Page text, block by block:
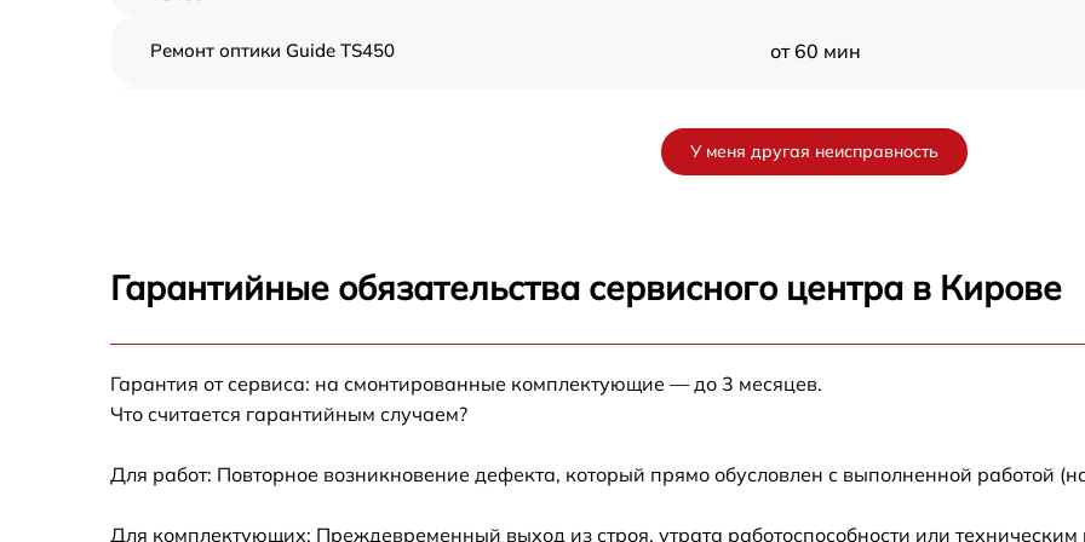
Ремонт оптики Guide TS450 от 60 мин
Замена микросхемы усилителя Guide TS450 от 60 мин
Замена ключей управления Guide TS450 от 60 мин
У меня другая неисправность
Гарантийные обязательства сервисного центра в Кирове
Гарантия от сервиса: на смонтированные комплектующие — до 3 месяцев.
Что считается гарантийным случаем?
Для работ: Повторное возникновение дефекта, который прямо обусловлен с выполненной работой
Для комплектующих: Преждевременный выход из строя, утрата работоспособности или